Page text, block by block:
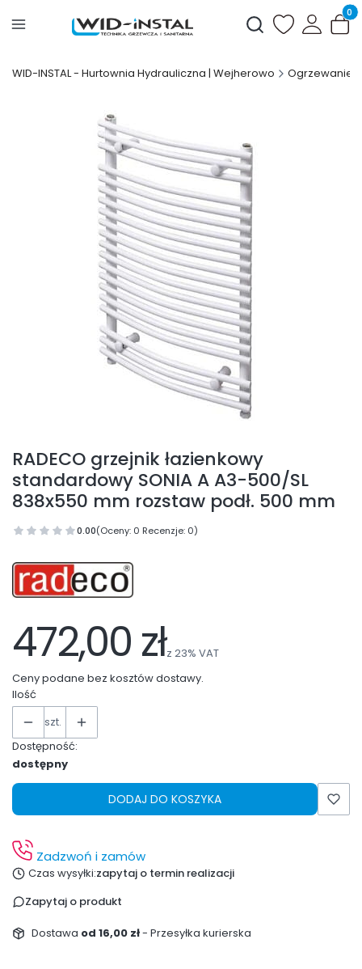
Otwórz
WID-INSTAL - Hurtownia Hydrauliczna | Wejherowo Ogrzewanie
RADECO grzejnik łazienkowy
standardowy SONIA A A3-500/SL
838x550 mm rozstaw podł. 500 mm
0.00(Oceny: 0 Recenzje: 0)
472,00 złz 23% VAT
Ceny podane bez kosztów dostawy.
Ilość
szt.
Dostępność:
dostępny
DODAJ DO KOSZYKA
Zadzwoń i zamów
Czas wysyłki:zapytaj o termin realizacji
Zapytaj o produkt
Dostawa od 16,00 zł- Przesyłka kurierska